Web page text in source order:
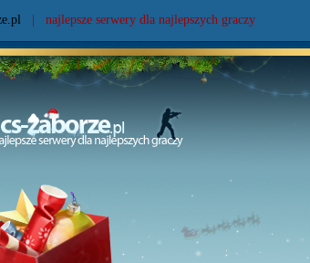
| najlepsze serwery dla najlepszych graczy